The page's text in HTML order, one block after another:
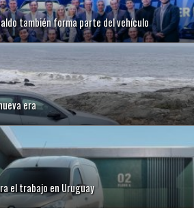
también forma parte del vehículo
era
el trabajo en Uruguay